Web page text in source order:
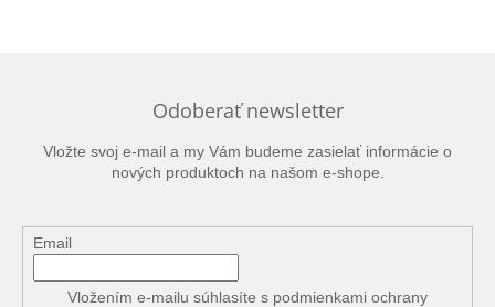
Odoberať newsletter
Vložte svoj e-mail a my Vám budeme zasielať informácie o
nových produktoch na našom e-shope.
Email
Vložením e-mailu súhlasíte s podmienkami ochrany